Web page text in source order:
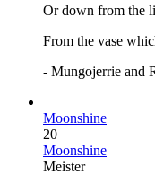
Or down from the
From the vase
- Mungojerrie and
Moonshine
20
Moonshine
Meister